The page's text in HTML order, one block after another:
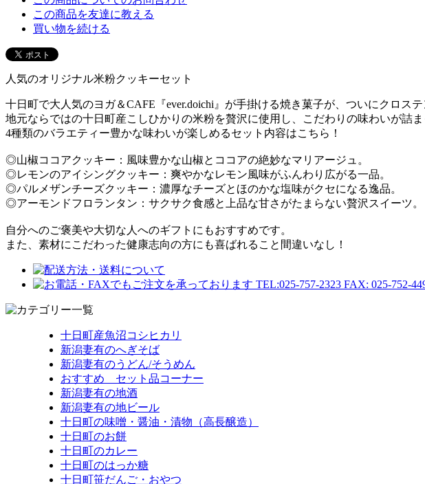
この商品を友達に教える
買い物を続ける
人気のオリジナル米粉クッキーセット
十日町で大人気のヨガ＆CAFE『ever.doichi』が手掛ける焼き菓子が、ついにクロス
地元ならではの十日町産こしひかりの米粉を贅沢に使用し、こだわりの味わいが詰
4種類のバラエティー豊かな味わいが楽しめるセット内容はこちら！
◎山椒ココアクッキー：風味豊かな山椒とココアの絶妙なマリアージュ。
◎レモンのアイシングクッキー：爽やかなレモン風味がふんわり広がる一品。
◎パルメザンチーズクッキー：濃厚なチーズとほのかな塩味がクセになる逸品。
◎アーモンドフロランタン：サクサク食感と上品な甘さがたまらない贅沢スイーツ。
自分へのご褒美や大切な人へのギフトにもおすすめです。
また、素材にこだわった健康志向の方にも喜ばれること間違いなし！
十日町産魚沼コシヒカリ
新潟妻有のへぎそば
新潟妻有のうどん/そうめん
おすすめ セット品コーナー
新潟妻有の地酒
新潟妻有の地ビール
十日町の味噌・醤油・漬物（高長醸造）
十日町のお餅
十日町のカレー
十日町のはっか糖
十日町笹だんご・おやつ